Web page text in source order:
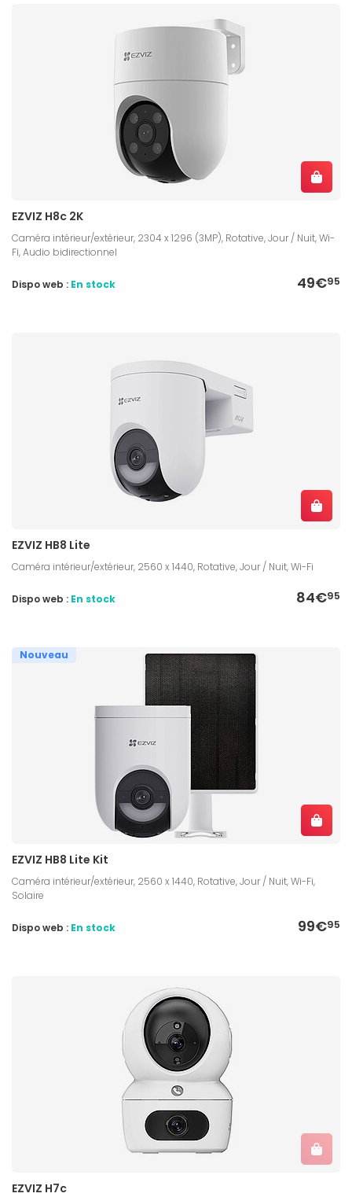
EZVIZ H8c 2K
Caméra intérieur/extérieur, 2304 x 1296 (3MP), Rotative, Jour / Nuit, Wi-
Fi, Audio bidirectionnel
49€95
Dispo web : En stock
EZVIZ HB8 Lite
Caméra intérieur/extérieur, 2560 x 1440, Rotative, Jour / Nuit, Wi-Fi
84€95
Dispo web : En stock
Nouveau
EZVIZ HB8 Lite Kit
Caméra intérieur/extérieur, 2560 x 1440, Rotative, Jour / Nuit, Wi-Fi,
Solaire
99€95
Dispo web : En stock
EZVIZ H7c